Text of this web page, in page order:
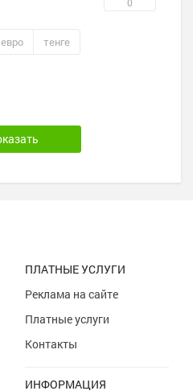
евро тенге
ПЛАТНЫЕ УСЛУГИ
Реклама на сайте
Платные услуги
Контакты
ИНФОРМАЦИЯ